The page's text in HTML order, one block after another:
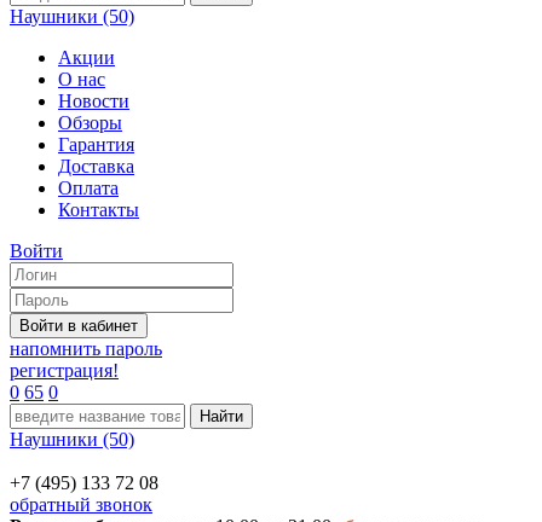
Наушники (50)
Акции
О нас
Новости
Обзоры
Гарантия
Доставка
Оплата
Контакты
Войти
напомнить пароль
регистрация!
0 65 0
Наушники (50)
+7 (495) 133 72 08
обратный звонок